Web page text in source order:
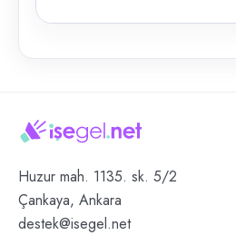
Huzur mah. 1135. sk. 5/2
Çankaya, Ankara
destek@isegel.net